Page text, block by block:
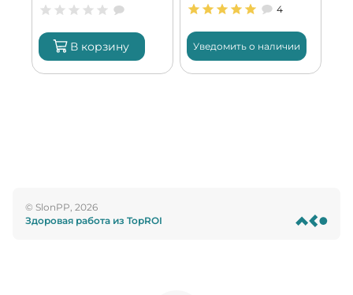
В корзину
(60 порций)
4
Уведомить о наличии
© SlonPP, 2026
Здоровая работа из TopROI